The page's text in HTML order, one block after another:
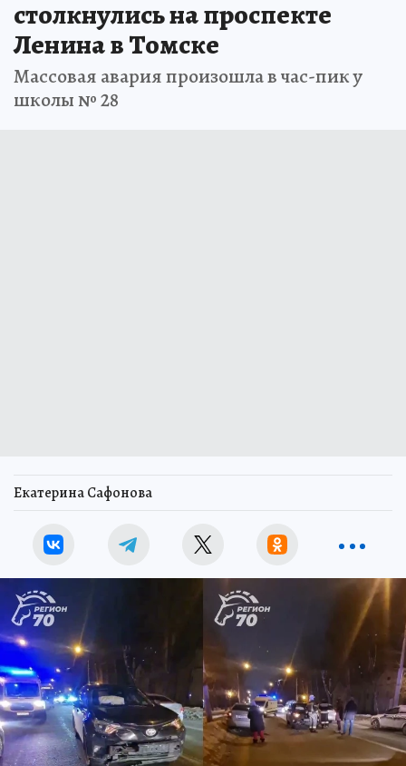
столкнулись на проспекте
Ленина в Томске
Массовая авария произошла в час-пик у
школы № 28
Екатерина Сафонова